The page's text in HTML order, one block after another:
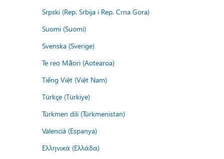
Srpski (Rep. Srbija i Rep. Crna Gora)
Suomi (Suomi)
Svenska (Sverige)
Te reo Māori (Aotearoa)
Tiếng Việt (Việt Nam)
Türkçe (Türkiye)
Türkmen dili (Türkmenistan)
Valencià (Espanya)
Ελληνικά (Ελλάδα)